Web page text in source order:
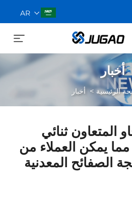
AR
أخبار
الرئيسية>أخبار
المتعاون ثنائي
يمكن العملاء من
الصفائح المعدنية